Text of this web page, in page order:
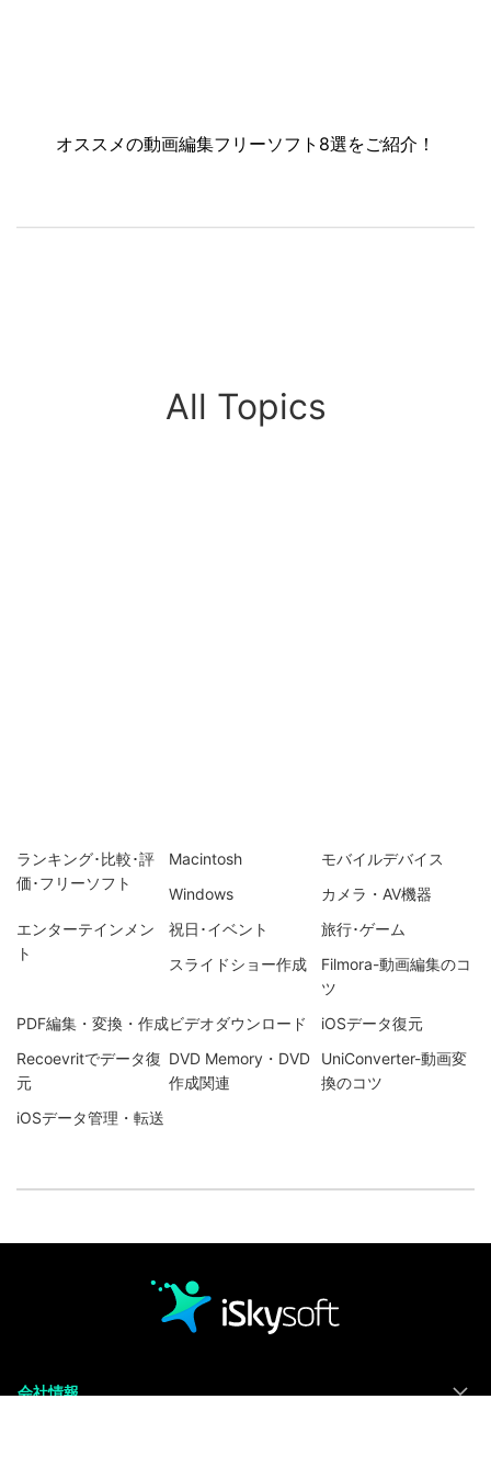
オススメの動画編集フリーソフト8選をご紹介！
All Topics
ランキング･比較･評
価･フリーソフト
Macintosh
モバイルデバイス
Windows
カメラ・AV機器
エンターテインメン
ト
祝日･イベント
旅行･ゲーム
スライドショー作成
Filmora-動画編集のコ
ツ
PDF編集・変換・作成ビデオダウンロード
iOSデータ復元
Recoevritでデータ復
元
DVD Memory・DVD
作成関連
UniConverter-動画変
換のコツ
iOSデータ管理・転送
会社情報